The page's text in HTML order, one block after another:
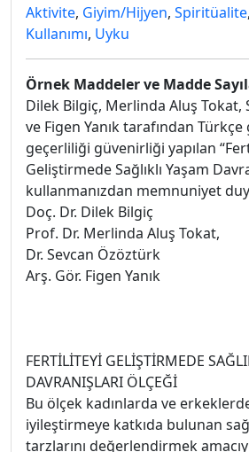
Aktivite, Giyim/Hijyen, Spiritüalite,
Kullanımı, Uyku
Örnek Maddeler ve Madde
Dilek Bilgiç, Merlinda Aluş Tokat,
ve Figen Yanık tarafından
geçerliliği güvenirliği yapılan
Geliştirmede Sağlıklı Yaşam
kullanmanızdan memnuniyet
Doç. Dr. Dilek Bilgiç
Prof. Dr. Merlinda Aluş Tokat,
Dr. Sevcan Özöztürk
Arş. Gör. Figen Yanık
FERTİLİTEYİ GELİŞTİRMEDE
DAVRANIŞLARI ÖLÇEĞİ
Bu ölçek kadınlarda ve
iyileştirmeye katkıda bulunan
tarzlarını değerlendirmek